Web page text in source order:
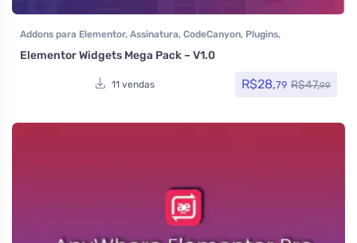
Addons para Elementor, Assinatura, CodeCanyon, Plugins,
Woocommerce
Elementor Widgets Mega Pack – V1.0
11 vendas R$28,79 R$47,99